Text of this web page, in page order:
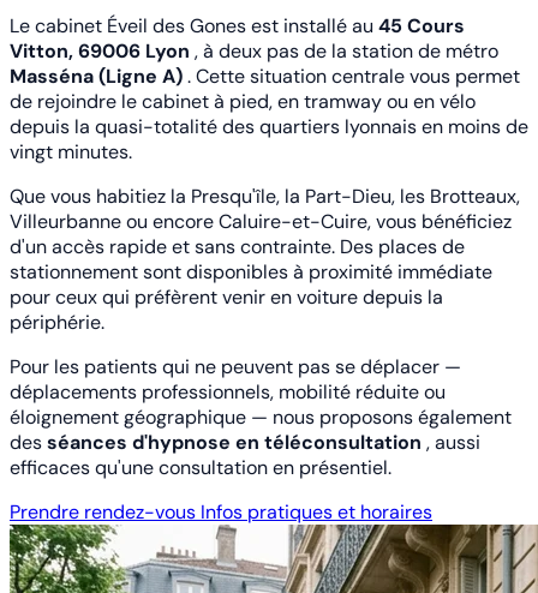
Le cabinet Éveil des Gones est installé au 45 Cours
Vitton, 69006 Lyon , à deux pas de la station de métro
Masséna (Ligne A). Cette situation centrale vous permet
de rejoindre le cabinet à pied, en tramway ou en vélo
depuis la quasi-totalité des quartiers lyonnais en moins de
vingt minutes.
Que vous habitiez la Presqu'île, la Part-Dieu, les Brotteaux,
Villeurbanne ou encore Caluire-et-Cuire, vous bénéficiez
d'un accès rapide et sans contrainte. Des places de
stationnement sont disponibles à proximité immédiate
pour ceux qui préfèrent venir en voiture depuis la
périphérie.
Pour les patients qui ne peuvent pas se déplacer —
déplacements professionnels, mobilité réduite ou
éloignement géographique — nous proposons également
desséances d'hypnose en téléconsultation , aussi
efficaces qu'une consultation en présentiel.
Prendre rendez-vous Infos pratiques et horaires